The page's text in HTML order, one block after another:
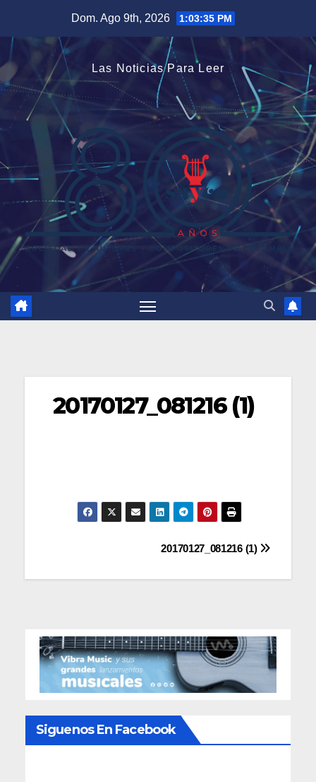
contenido
Dom. Ago 9th, 2026 1:03:35 PM
Las Noticias Para Leer
20170127_081216 (1)
Navegación
de
20170127_081216 (1)
Siguenos En Facebook